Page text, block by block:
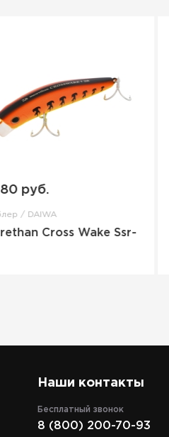
руб.
/ DAIWA
Cross Wake Ssr-
Наши контакты
Бесплатный звонок
8 (800) 200-70-93